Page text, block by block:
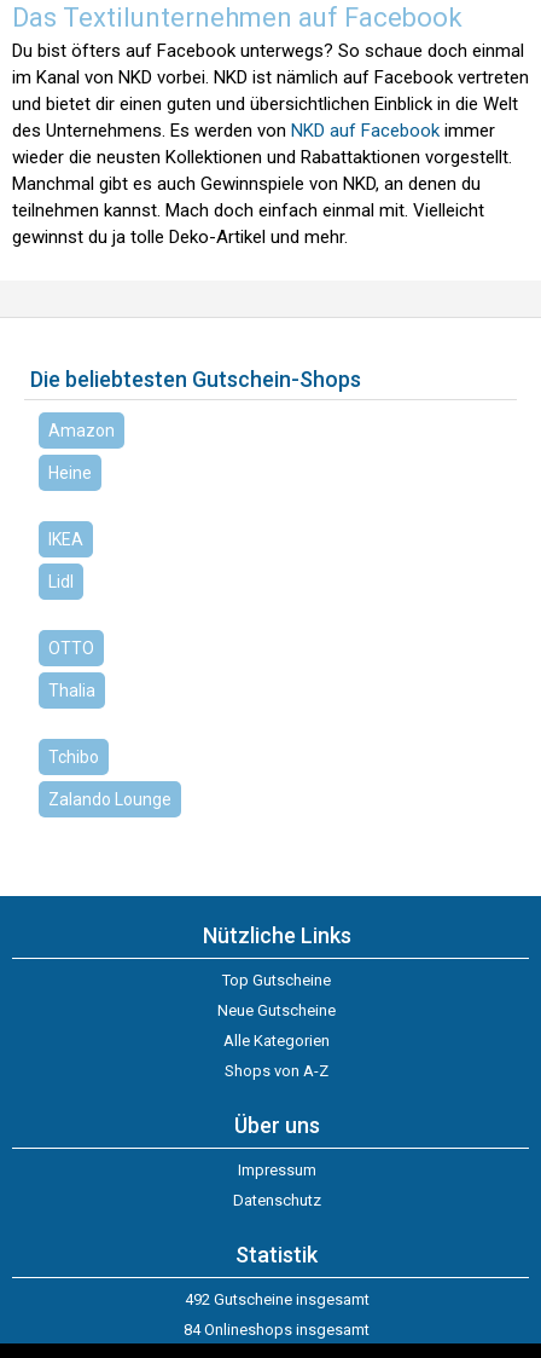
Das Textilunternehmen auf Facebook
Du bist öfters auf Facebook unterwegs? So schaue doch einmal
im Kanal von NKD vorbei. NKD ist nämlich auf Facebook vertreten
und bietet dir einen guten und übersichtlichen Einblick in die Welt
des Unternehmens. Es werden von NKD auf Facebook immer
wieder die neusten Kollektionen und Rabattaktionen vorgestellt.
Manchmal gibt es auch Gewinnspiele von NKD, an denen du
teilnehmen kannst. Mach doch einfach einmal mit. Vielleicht
gewinnst du ja tolle Deko-Artikel und mehr.
Die beliebtesten Gutschein-Shops
Amazon
Heine
IKEA
Lidl
OTTO
Thalia
Tchibo
Zalando Lounge
Nützliche Links
Top Gutscheine
Neue Gutscheine
Alle Kategorien
Shops von A-Z
Über uns
Impressum
Datenschutz
Statistik
492 Gutscheine insgesamt
84 Onlineshops insgesamt